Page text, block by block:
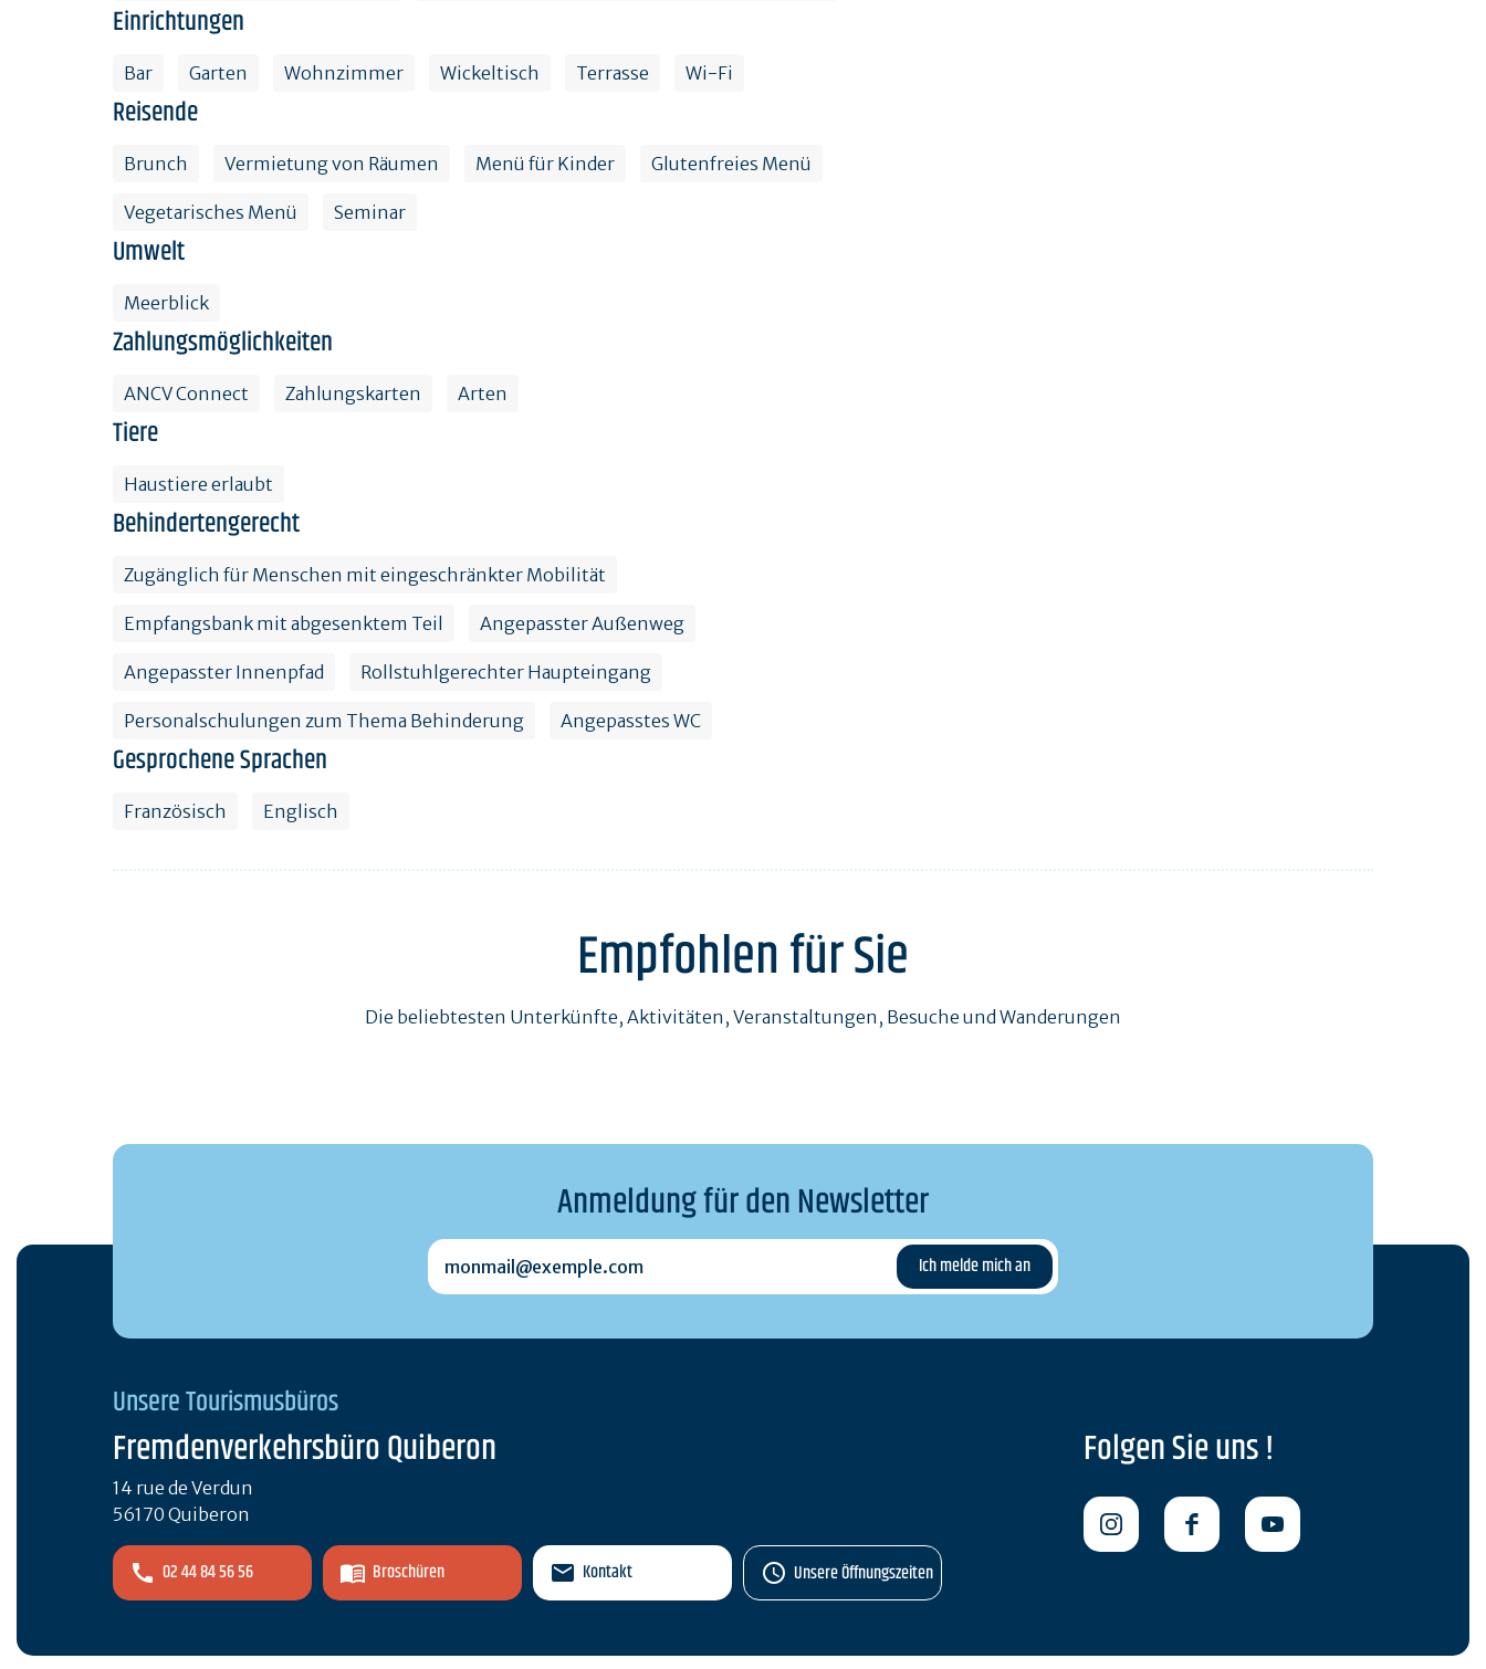
Einrichtungen
Bar Garten Wohnzimmer Wickeltisch Terrasse Wi-Fi
Reisende
Brunch Vermietung von Räumen Menü für Kinder Glutenfreies Menü
Vegetarisches Menü Seminar
Umwelt
Meerblick
Zahlungsmöglichkeiten
ANCV Connect Zahlungskarten Arten
Tiere
Haustiere erlaubt
Behindertengerecht
Zugänglich für Menschen mit eingeschränkter Mobilität
Empfangsbank mit abgesenktem Teil Angepasster Außenweg
Angepasster Innenpfad Rollstuhlgerechter Haupteingang
Personalschulungen zum Thema Behinderung Angepasstes WC
Gesprochene Sprachen
Französisch Englisch
Empfohlen für Sie
Die beliebtesten Unterkünfte, Aktivitäten, Veranstaltungen, Besuche und Wanderungen
Anmeldung für den Newsletter
monmail@exemple.com
Unsere Tourismusbüros
Fremdenverkehrsbüro Quiberon
14 rue de Verdun
56170 Quiberon
02 44 84 56 56 Broschüren Kontakt Unsere Öffnungszeiten
Folgen Sie uns !